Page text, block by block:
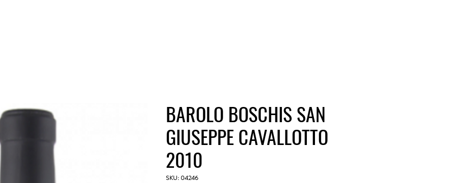
BAROLO BOSCHIS SAN
GIUSEPPE CAVALLOTTO
2010
SKU: 04246